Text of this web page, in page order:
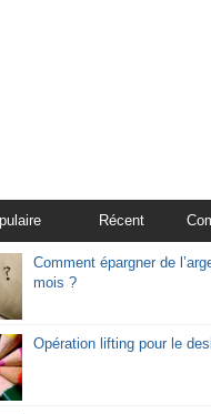
Récent
Comment épargner de
mois ?
Opération lifting pour le